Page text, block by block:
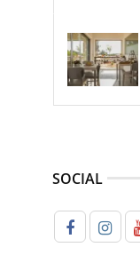
SOCIAL